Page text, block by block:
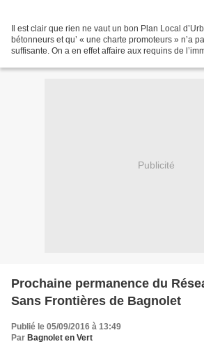
Il est clair que rien ne vaut un bon Plan Local
bétonneurs et qu’ « une charte promoteurs » n’a
suffisante. On a en effet affaire aux requins de
Publicité
Prochaine permanence du
Sans Frontières de Bagnolet
Publié le 05/09/2016 à 13:49
Par Bagnolet en Vert